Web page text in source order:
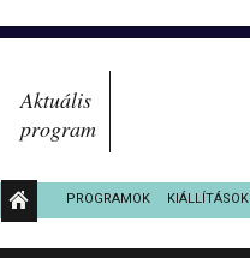
Aktuális
program
PROGRAMOK KIÁLLÍTÁSOK
KÖZÉRDEKŰ ADATOK